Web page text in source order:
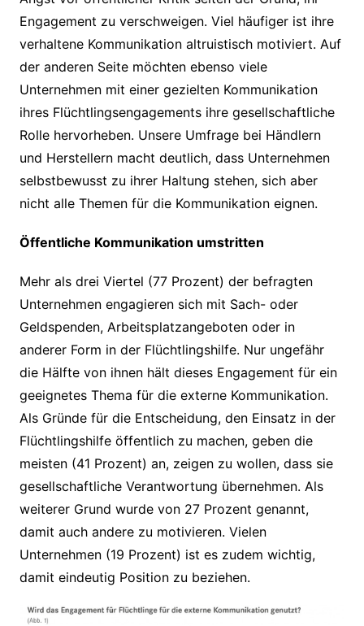
Engagement zu verschweigen. Viel häufiger ist ihre
verhaltene Kommunikation altruistisch motiviert. Auf
der anderen Seite möchten ebenso viele
Unternehmen mit einer gezielten Kommunikation
ihres Flüchtlingsengagements ihre gesellschaftliche
Rolle hervorheben. Unsere Umfrage bei Händlern
und Herstellern macht deutlich, dass Unternehmen
selbstbewusst zu ihrer Haltung stehen, sich aber
nicht alle Themen für die Kommunikation eignen.
Öffentliche Kommunikation umstritten
Mehr als drei Viertel (77 Prozent) der befragten
Unternehmen engagieren sich mit Sach- oder
Geldspenden, Arbeitsplatzangeboten oder in
anderer Form in der Flüchtlingshilfe. Nur ungefähr
die Hälfte von ihnen hält dieses Engagement für ein
geeignetes Thema für die externe Kommunikation.
Als Gründe für die Entscheidung, den Einsatz in der
Flüchtlingshilfe öffentlich zu machen, geben die
meisten (41 Prozent) an, zeigen zu wollen, dass sie
gesellschaftliche Verantwortung übernehmen. Als
weiterer Grund wurde von 27 Prozent genannt,
damit auch andere zu motivieren. Vielen
Unternehmen (19 Prozent) ist es zudem wichtig,
damit eindeutig Position zu beziehen.